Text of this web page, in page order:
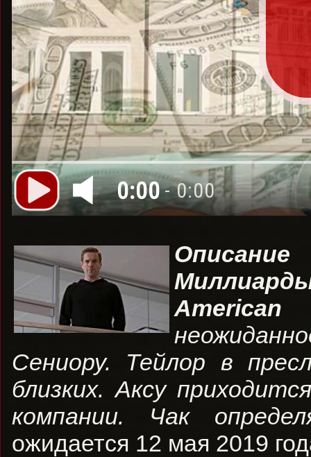
0:00- 0:00
American
Сениору. Тейлор в
близких. Аксу
компании. Чак
ожидается 12 мая 2019